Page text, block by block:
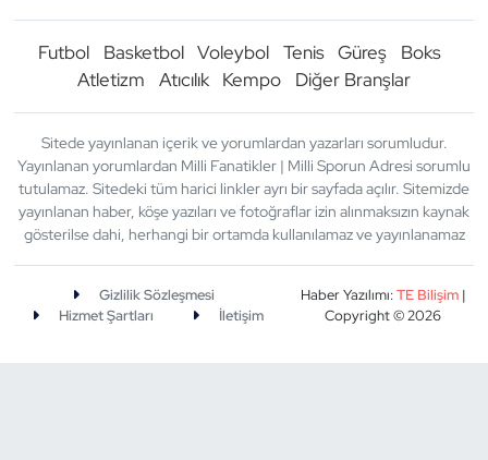
Futbol Basketbol Voleybol Tenis Güreş
Boks
Atletizm
Atıcılık Kempo Diğer Branşlar
Sitede yayınlanan içerik ve yorumlardan yazarları sorumludur.
Yayınlanan yorumlardan Milli Fanatikler | Milli Sporun Adresi sorumlu
tutulamaz. Sitedeki tüm harici linkler ayrı bir sayfada açılır. Sitemizde
yayınlanan haber, köşe yazıları ve fotoğraflar izin alınmaksızın kaynak
gösterilse dahi, herhangi bir ortamda kullanılamaz ve yayınlanamaz
Gizlilik Sözleşmesi
Hizmet Şartları
İletişim
Haber Yazılımı:TE Bilişim|
Copyright © 2026